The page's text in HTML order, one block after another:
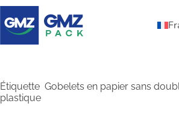
Étiquette Gobelets en papier sans
plastique